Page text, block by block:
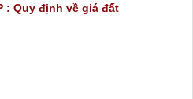
: Quy định về giá đất